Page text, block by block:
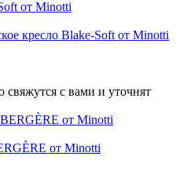
кресло Blake-Soft от Minotti
с вами и уточнят
от Minotti